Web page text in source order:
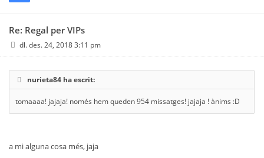
Re: Regal per VIPs
dl. des. 24, 2018 3:11 pm
nurieta84 ha escrit:
tomaaaa! jajaja! només hem queden 954 missatges! jajaja ! ànims :D
a mi alguna cosa més, jaja